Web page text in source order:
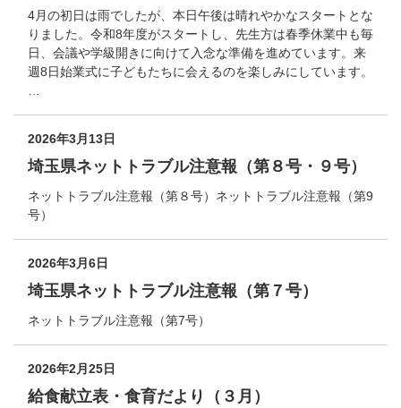
4月の初日は雨でしたが、本日午後は晴れやかなスタートとな
りました。令和8年度がスタートし、先生方は春季休業中も毎
日、会議や学級開きに向けて入念な準備を進めています。来
週8日始業式に子どもたちに会えるのを楽しみにしています。
2026年3月13日
埼玉県ネットトラブル注意報（第８号・９号）
ネットトラブル注意報（第８号）ネットトラブル注意報（第9
号）
2026年3月6日
埼玉県ネットトラブル注意報（第７号）
ネットトラブル注意報（第7号）
2026年2月25日
給食献立表・食育だより（３月）